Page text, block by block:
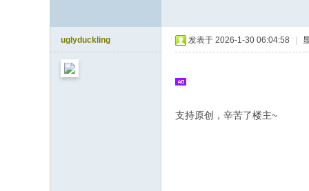
uglyduckling 发表于 2026-1-30 06:04:58
支持原创，辛苦了楼主~